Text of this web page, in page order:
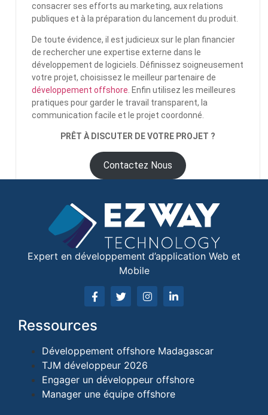
consacrer ses efforts au marketing, aux relations
publiques et à la préparation du lancement du produit.
De toute évidence, il est judicieux sur le plan financier
de rechercher une expertise externe dans le
développement de logiciels. Définissez soigneusement
votre projet, choisissez le meilleur partenaire de
développement offshore . Enfin utilisez les meilleures
pratiques pour garder le travail transparent, la
communication facile et le projet coordonné.
PRÊT À DISCUTER DE VOTRE PROJET ?
Contactez Nous
Expert en développement d’application Web et
Mobile
Ressources
Développement offshore Madagascar
TJM développeur 2026
Engager un développeur offshore
Manager une équipe offshore